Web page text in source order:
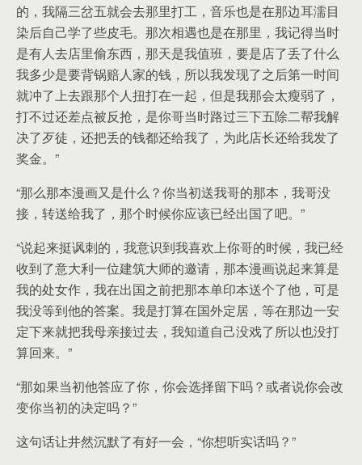
的，我隔三岔五就会去那里打工，音乐也是在那边耳濡目
染后自己学了些皮毛。那次相遇也是在那里，我记得当时
是有人去店里偷东西，那天是我值班，要是店了丢了什么
我多少是要背锅赔人家的钱，所以我发现了之后第一时间
就冲了上去跟那个人扭打在一起，但是我那会太瘦弱了，
打不过还差点被反抢，是你哥当时路过三下五除二帮我解
决了歹徒，还把丢的钱都还给我了，为此店长还给我发了
奖金。”
“那么那本漫画又是什么？你当初送我哥的那本，我哥没
接，转送给我了，那个时候你应该已经出国了吧。”
“说起来挺讽刺的，我意识到我喜欢上你哥的时候，我已经
收到了意大利一位建筑大师的邀请，那本漫画说起来算是
我的处女作，我在出国之前把那本单印本送个了他，可是
我没等到他的答案。我是打算在国外定居，等在那边一安
定下来就把我母亲接过去，我知道自己没戏了所以也没打
算回来。”
“那如果当初他答应了你，你会选择留下吗？或者说你会改
变你当初的决定吗？”
这句话让井然沉默了有好一会，“你想听实话吗？”